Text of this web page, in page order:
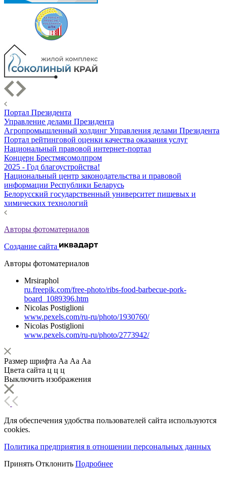
Портал Президента
Управление делами Президента
Агропромышленный холдинг Управления делами Президента
Портал рейтинговой оценки качества оказания услуг
Национальный правовой интернет-портал
Концерн Брестмясомолпром
2025 - Год благоустройства!
Национальный центр законодательства и правовой
информации Республики Беларусь
Белорусский государственный университет пищевых и
химических технологий
Авторы фотоматериалов
Создание сайта
Авторы фотоматериалов
Mrsiraphol
ru.freepik.com/free-photo/ribs-food-barbecue-pork-
board_1089396.htm
Nicolas Postiglioni
www.pexels.com/ru-ru/photo/1930760/
Nicolas Postiglioni
www.pexels.com/ru-ru/photo/2773942/
Размер шрифта Аа Аа Аа
Цвета сайта ц ц ц
Выключить изображения
Для обеспечения удобства пользователей сайта используются
cookies.
Политика предприятия в отношении персональных данных
Принять Отклонить Подробнее